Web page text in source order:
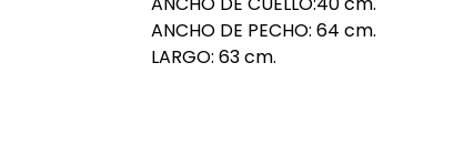
ANCHO DE PECHO: 64 cm.
LARGO: 63 cm.